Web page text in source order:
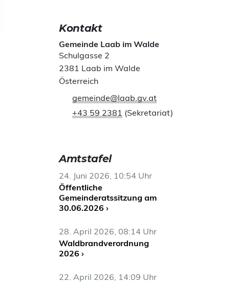
Kontakt
Gemeinde Laab im Walde
Schulgasse 2
2381 Laab im Walde
Österreich
gemeinde@laab.gv.at
+43 59 2381 (Sekretariat)
Amtstafel
24. Juni 2026, 10:54 Uhr
Öffentliche
Gemeinderatssitzung am
30.06.2026 ›
28. April 2026, 08:14 Uhr
Waldbrandverordnung
2026 ›
22. April 2026, 14:09 Uhr